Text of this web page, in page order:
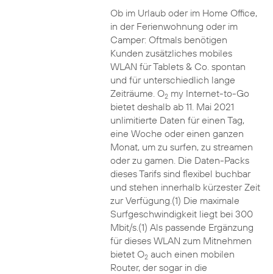
Ob im Urlaub oder im Home Office,
in der Ferienwohnung oder im
Camper: Oftmals benötigen
Kunden zusätzliches mobiles
WLAN für Tablets & Co. spontan
und für unterschiedlich lange
Zeiträume. O2my Internet-to-Go
bietet deshalb ab 11. Mai 2021
unlimitierte Daten für einen Tag,
eine Woche oder einen ganzen
Monat, um zu surfen, zu streamen
oder zu gamen. Die Daten-Packs
dieses Tarifs sind flexibel buchbar
und stehen innerhalb kürzester Zeit
zur Verfügung.(1) Die maximale
Surfgeschwindigkeit liegt bei 300
Mbit/s.(1) Als passende Ergänzung
für dieses WLAN zum Mitnehmen
bietet O2auch einen mobilen
Router, der sogar in die